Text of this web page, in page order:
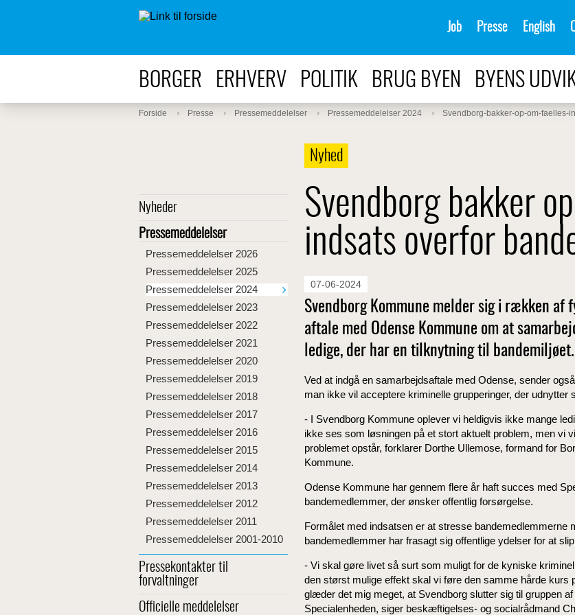
Job Presse English
BORGER ERHVERV POLITIK BRUG BYEN BYENS
Forside Presse Pressemeddelelser Pressemeddelelser 2024 Svendborg-bakker-op-om-faelles-
Nyheder
Pressemeddelelser
Pressemeddelelser 2026
Pressemeddelelser 2025
Pressemeddelelser 2024
Pressemeddelelser 2023
Pressemeddelelser 2022
Pressemeddelelser 2021
Pressemeddelelser 2020
Pressemeddelelser 2019
Pressemeddelelser 2018
Pressemeddelelser 2017
Pressemeddelelser 2016
Pressemeddelelser 2015
Pressemeddelelser 2014
Pressemeddelelser 2013
Pressemeddelelser 2012
Pressemeddelelser 2011
Pressemeddelelser 2001-2010
Pressekontakter til
forvaltninger
Officielle meddelelser
Nyhed
Svendborg bakker
indsats overfor
07-06-2024
Svendborg Kommune melder sig i rækken af
aftale med Odense Kommune om at
ledige, der har en tilknytning til bandemiljøet.
Ved at indgå en samarbejdsaftale med Odense, sender
man ikke vil acceptere kriminelle grupperinger, der udnytter
- I Svendborg Kommune oplever vi heldigvis ikke mange
ikke ses som løsningen på et stort aktuelt problem, men vi
problemet opstår, forklarer Dorthe Ullemose, formand for
Kommune.
Odense Kommune har gennem flere år haft succes med
bandemedlemmer, der ønsker offentlig forsørgelse.
Formålet med indsatsen er at stresse bandemedlemmerne
bandemedlemmer har frasagt sig offentlige ydelser for at
- Vi skal gøre livet så surt som muligt for de kyniske
den størst mulige effekt skal vi føre den samme hårde
glæder det mig meget, at Svendborg slutter sig til gruppen
Specialenheden, siger beskæftigelses- og socialrådmand